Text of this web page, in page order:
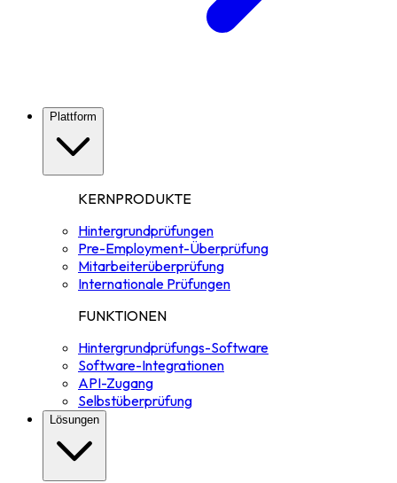
Plattform
KERNPRODUKTE
Hintergrundprüfungen
Pre-Employment-Überprüfung
Mitarbeiterüberprüfung
Internationale Prüfungen
FUNKTIONEN
Hintergrundprüfungs-Software
Software-Integrationen
API-Zugang
Selbstüberprüfung
Lösungen